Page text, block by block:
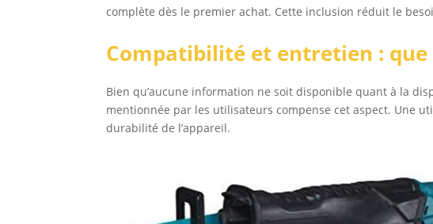
complète dès le premier achat. Cette inclusion réduit le
Compatibilité et entretien :
Bien qu’aucune information ne soit disponible quant à la
mentionnée par les utilisateurs compense cet aspect. Une
durabilité de l’appareil.